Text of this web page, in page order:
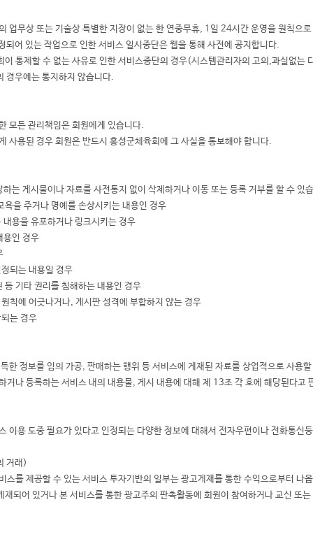
업무상 또는 기술상 특별한 지장이 없는 한 연중무휴, 1일 24시간 운영을 원칙으
되어 있는 작업으로 인한 서비스 일시중단은 웹을 통해 사전에 공지합니다.
통제할 수 없는 사유로 인한 서비스중단의 경우(시스템관리자의 고의,과실없
경우에는 통지하지 않습니다.
모든 관리책임은 회원에게 있습니다.
사용된 경우 회원은 반드시 홍성군체육회에 그 사실을 통보해야 합니다.
는 게시물이나 자료를 사전통지 없이 삭제하거나 이동 또는 등록 거부를 할 수 있
욕을 주거나 명예를 손상시키는 내용인 경우
용을 유포하거나 링크시키는 경우
용인 경우
되는 내용일 경우
등 기타 권리를 침해하는 내용인 경우
칙에 어긋나거나, 게시판 성격에 부합하지 않는 경우
는 경우
한 정보를 임의 가공, 판매하는 행위 등 서비스에 게재된 자료를 상업적으로 사용
거나 등록하는 서비스 내의 내용물, 게시 내용에 대해 제 13조 각 호에 해당된다고
이용 도중 필요가 있다고 인정되는 다양한 정보에 대해서 전자우편이나 전화통신
거래)
스를 제공할 수 있는 서비스 투자기반의 일부는 광고게재를 통한 수익으로부터 나
되어 있거나 본 서비스를 통한 광고주의 판촉활동에 회원이 참여하거나 교신 또